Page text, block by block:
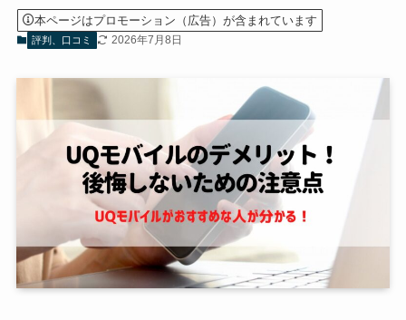
本ページはプロモーション（広告）が含まれています
評判、口コミ 2026年7月8日